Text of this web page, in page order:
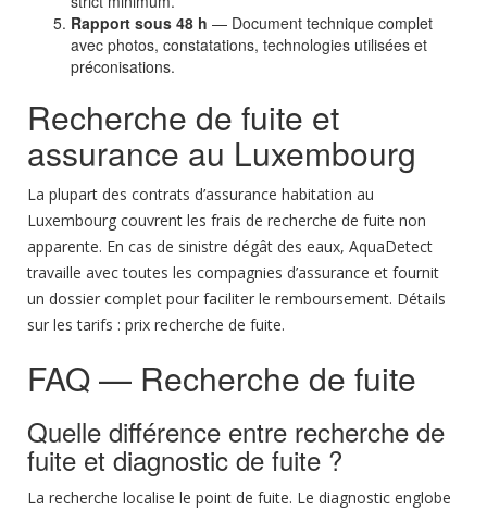
Rapport sous 48 h — Document technique complet
avec photos, constatations, technologies utilisées et
préconisations.
Recherche de fuite et
assurance au Luxembourg
La plupart des contrats d’assurance habitation au
Luxembourg couvrent les frais de recherche de fuite non
apparente. En cas de sinistre dégât des eaux, AquaDetect
travaille avec toutes les compagnies d’assurance et fournit
un dossier complet pour faciliter le remboursement. Détails
sur les tarifs : prix recherche de fuite.
FAQ — Recherche de fuite
Quelle différence entre recherche de
fuite et diagnostic de fuite ?
La recherche localise le point de fuite. Le diagnostic englobe